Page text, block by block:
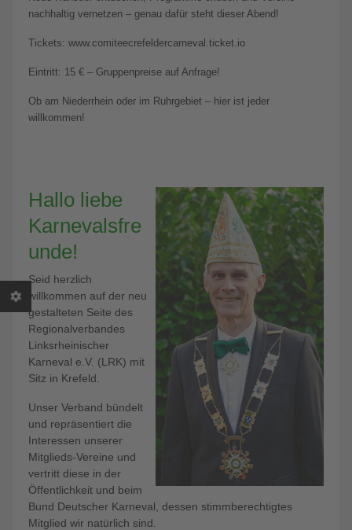
nachhaltig vernetzen – genau dafür steht dieser Abend!
Tickets: www.comiteecrefeldercarneval.ticket.io
Eintritt: 15 € – Gruppenpreise auf Anfrage!
Ob am Niederrhein oder im Ruhrgebiet – hier ist jeder
willkommen!
Hallo liebe
Karnevalsfre
unde!
Seid herzlich
willkommen auf der neu
gestalteten Seite des
Regionalverbandes
Linksrheinischer
Karneval e.V. (LRK) mit
Sitz in Krefeld.
Unser Verband bündelt
und repräsentiert die
Interessen unserer
Mitglieds-Vereine und
vertritt diese in der
Öffentlichkeit und beim
Bund Deutscher Karneval, dessen stimmberechtigtes
Mitglied wir natürlich sind.